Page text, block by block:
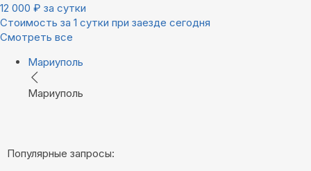
12 000 ₽ за сутки
Стоимость за 1 сутки при заезде сегодня
Смотреть все
Мариуполь
Мариуполь
Популярные запросы: